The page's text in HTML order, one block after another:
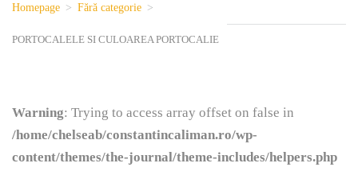
Homepage > Fără categorie >
PORTOCALELE SI CULOAREA PORTOCALIE
Warning: Trying to access array offset on false in
/home/chelseab/constantincaliman.ro/wp-
content/themes/the-journal/theme-includes/helpers.php